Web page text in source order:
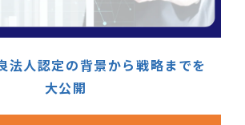
法人認定の背景から戦略までを
大公開